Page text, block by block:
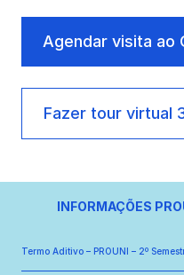
Agendar visita ao
Fazer tour virtual
INFORMAÇÕES
Termo Aditivo – PROUNI – 2º